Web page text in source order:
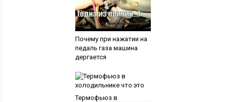
Почему при нажатии на
педаль газа машина
дергается
Термофьюз в